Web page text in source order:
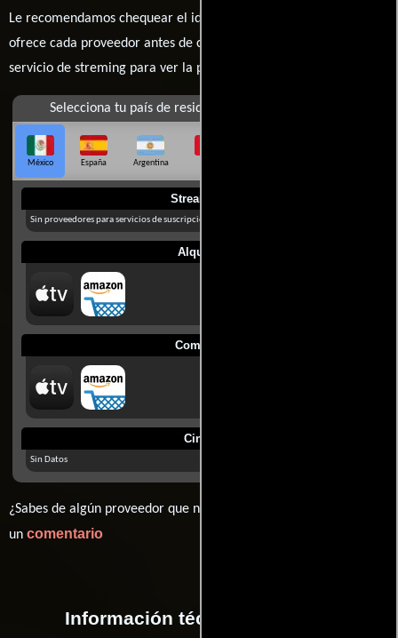
Le recomendamos chequear el idioma, doblaje o subtítulos que
ofrece cada proveedor antes de comprar, alquilar o contratar un
servicio de streming para ver la películas.
Selecciona tu país de residencia
México España Argentina
Streaming
Sin proveedores para servicios de suscripción en México
Alquilar
Comprar
Cines
Sin Datos
¿Sabes de algún proveedor que no estamos mostrando? déjanos
un comentario
Información técnica y general